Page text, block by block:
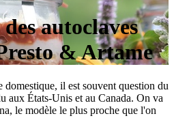
autoclaves
& Artame
il est souvent question du
aux États-Unis et au Canada. On va
le modèle le plus proche que l'on